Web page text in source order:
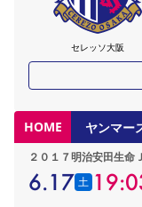
セレッソ大阪
HOME ヤンマー
２０１７明治安田生命
6.17 土